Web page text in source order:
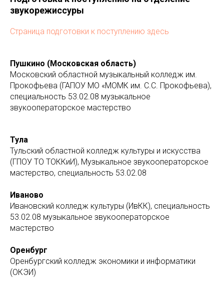
звукорежиссуры
Страница подготовки к поступлению здесь
Пушкино (Московская область)
Московский областной музыкальный колледж им.
Прокофьева (ГАПОУ МО «МОМК им. С.С. Прокофьева),
специальность 53.02.08 музыкальное
звукооператорское мастерство
Тула
Тульский областной колледж культуры и искусства
(ГПОУ ТО ТОККиИ), Музыкальное звукооператорское
мастерство, специальность 53.02.08
Иваново
Ивановский колледж культуры (ИвКК), специальность
53.02.08 музыкальное звукооператорское
мастерство
Оренбург
Оренбургский колледж экономики и информатики
(ОКЭИ)